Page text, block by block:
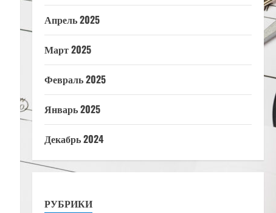
Апрель 2025
Март 2025
Февраль 2025
Январь 2025
Декабрь 2024
РУБРИКИ